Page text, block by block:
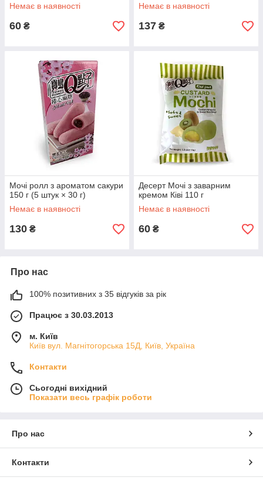
Немає в наявності
60 ₴
Немає в наявності
137 ₴
Мочі ролл з ароматом сакури
150 г (5 штук × 30 г)
Немає в наявності
130 ₴
Десерт Мочі з заварним
кремом Ківі 110 г
Немає в наявності
60 ₴
Про нас
100% позитивних з 35 відгуків за рік
Працює з 30.03.2013
м. Київ
Київ вул. Магнiтогорська 15Д, Київ, Україна
Контакти
Сьогодні вихідний
Показати весь графік роботи
Про нас
Контакти